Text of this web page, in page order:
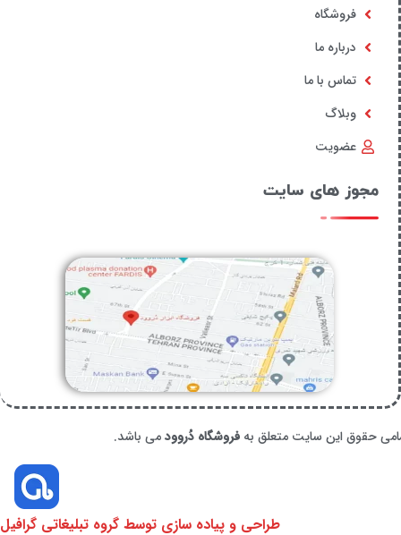
فروشگاه
درباره ما
تماس با ما
وبلاگ
عضویت
مجوز های سایت
حقوق این سایت متعلق به فروشگاه دُروودمی باشد.
طراحی و پیاده سازی توسط گروه تبلیغاتی گرافیل